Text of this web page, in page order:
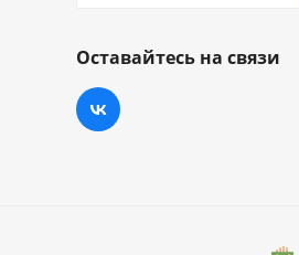
Оставайтесь на связи